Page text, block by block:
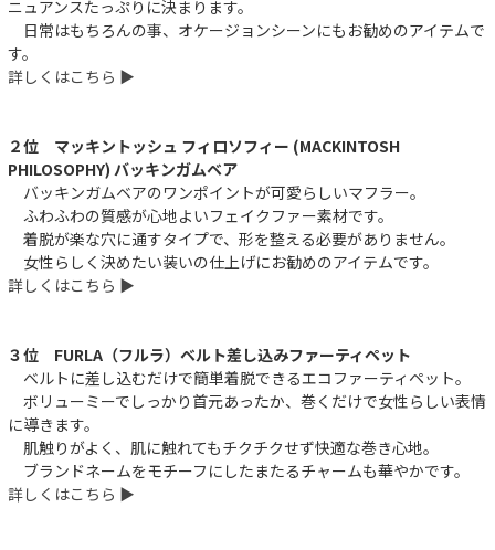
ニュアンスたっぷりに決まります。
日常はもちろんの事、オケージョンシーンにもお勧めのアイテムで
す。
詳しくはこちら ▶︎
２位 マッキントッシュ フィロソフィー (MACKINTOSH
PHILOSOPHY) バッキンガムベア
バッキンガムベアのワンポイントが可愛らしいマフラー。
ふわふわの質感が心地よいフェイクファー素材です。
着脱が楽な穴に通すタイプで、形を整える必要がありません。
女性らしく決めたい装いの仕上げにお勧めのアイテムです。
詳しくはこちら ▶︎
３位 FURLA（フルラ）ベルト差し込みファーティペット
ベルトに差し込むだけで簡単着脱できるエコファーティペット。
ボリューミーでしっかり首元あったか、巻くだけで女性らしい表情
に導きます。
肌触りがよく、肌に触れてもチクチクせず快適な巻き心地。
ブランドネームをモチーフにしたまたるチャームも華やかです。
詳しくはこちら ▶︎